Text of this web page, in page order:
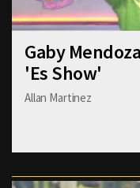
Gaby
'Es Show'
Allan Martinez